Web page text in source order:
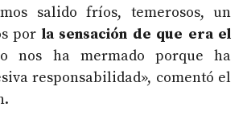
salido fríos, temerosos, un
por la sensación de que era el
nos ha mermado porque ha
responsabilidad», comentó el